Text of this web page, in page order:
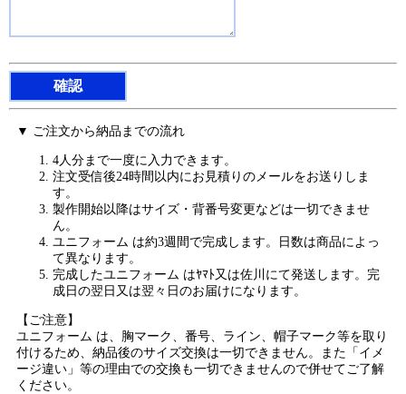
▼ ご注文から納品までの流れ
4人分まで一度に入力できます。
注文受信後24時間以内にお見積りのメールをお送りしま
す。
製作開始以降はサイズ・背番号変更などは一切できませ
ん。
ユニフォーム は約3週間で完成します。日数は商品によっ
て異なります。
完成したユニフォーム はﾔﾏﾄ又は佐川にて発送します。完
成日の翌日又は翌々日のお届けになります。
【ご注意】
ユニフォーム は、胸マーク、番号、ライン、帽子マーク等を取り
付けるため、納品後のサイズ交換は一切できません。また「イメ
ージ違い」等の理由での交換も一切できませんので併せてご了解
ください。